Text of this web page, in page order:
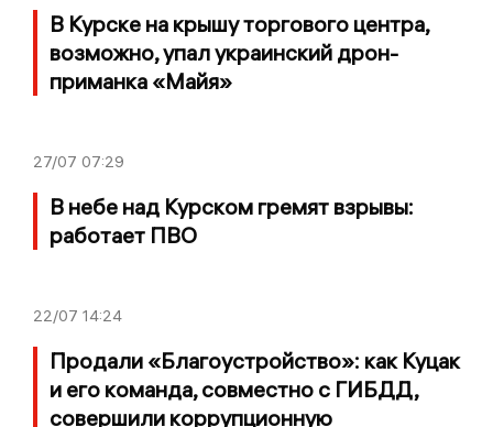
В Курске на крышу торгового центра,
возможно, упал украинский дрон-
приманка «Майя»
27/07 07:29
В небе над Курском гремят взрывы:
работает ПВО
22/07 14:24
Продали «Благоустройство»: как Куцак
и его команда, совместно с ГИБДД,
совершили коррупционную